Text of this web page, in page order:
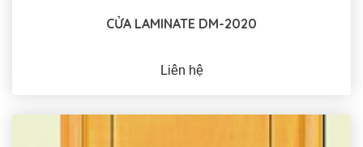
CỬA LAMINATE DM-2020
Liên hệ